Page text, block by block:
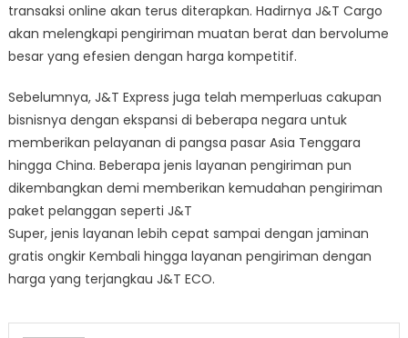
transaksi online akan terus diterapkan. Hadirnya J&T Cargo
akan melengkapi pengiriman muatan berat dan bervolume
besar yang efesien dengan harga kompetitif.
Sebelumnya, J&T Express juga telah memperluas cakupan
bisnisnya dengan ekspansi di beberapa negara untuk
memberikan pelayanan di pangsa pasar Asia Tenggara
hingga China. Beberapa jenis layanan pengiriman pun
dikembangkan demi memberikan kemudahan pengiriman
paket pelanggan seperti J&T
Super, jenis layanan lebih cepat sampai dengan jaminan
gratis ongkir Kembali hingga layanan pengiriman dengan
harga yang terjangkau J&T ECO.